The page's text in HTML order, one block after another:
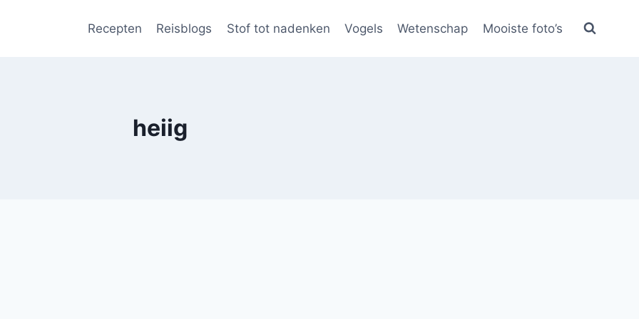
Recepten Reisblogs Stof tot nadenken Vogels Wetenschap Mooiste foto’s
heiig